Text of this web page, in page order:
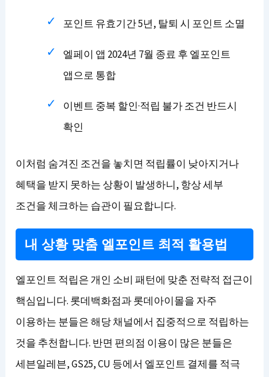
포인트 유효기간 5년, 탈퇴 시 포인트 소멸
엘페이 앱 2024년 7월 종료 후 엘포인트
앱으로 통합
이벤트 중복 할인·적립 불가 조건 반드시
확인
이처럼 숨겨진 조건을 놓치면 적립률이 낮아지거나
혜택을 받지 못하는 상황이 발생하니, 항상 세부
조건을 체크하는 습관이 필요합니다.
내 상황 맞춤 엘포인트 최적 활용법
엘포인트 적립은 개인 소비 패턴에 맞춘 전략적 접근이
핵심입니다. 롯데백화점과 롯데아이몰을 자주
이용하는 분들은 해당 채널에서 집중적으로 적립하는
것을 추천합니다. 반면 편의점 이용이 많은 분들은
세븐일레븐, GS25, CU 등에서 엘포인트 결제를 적극